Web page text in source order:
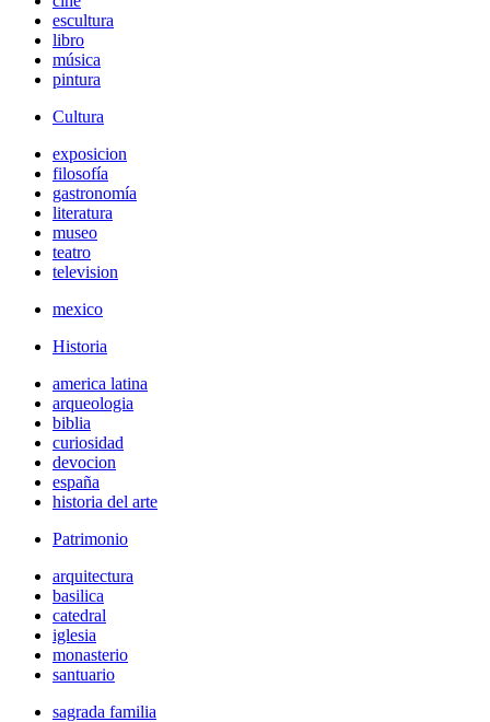
escultura
libro
música
pintura
Cultura
exposicion
filosofía
gastronomía
literatura
museo
teatro
television
mexico
Historia
america latina
arqueologia
biblia
curiosidad
devocion
españa
historia del arte
Patrimonio
arquitectura
basilica
catedral
iglesia
monasterio
santuario
sagrada familia